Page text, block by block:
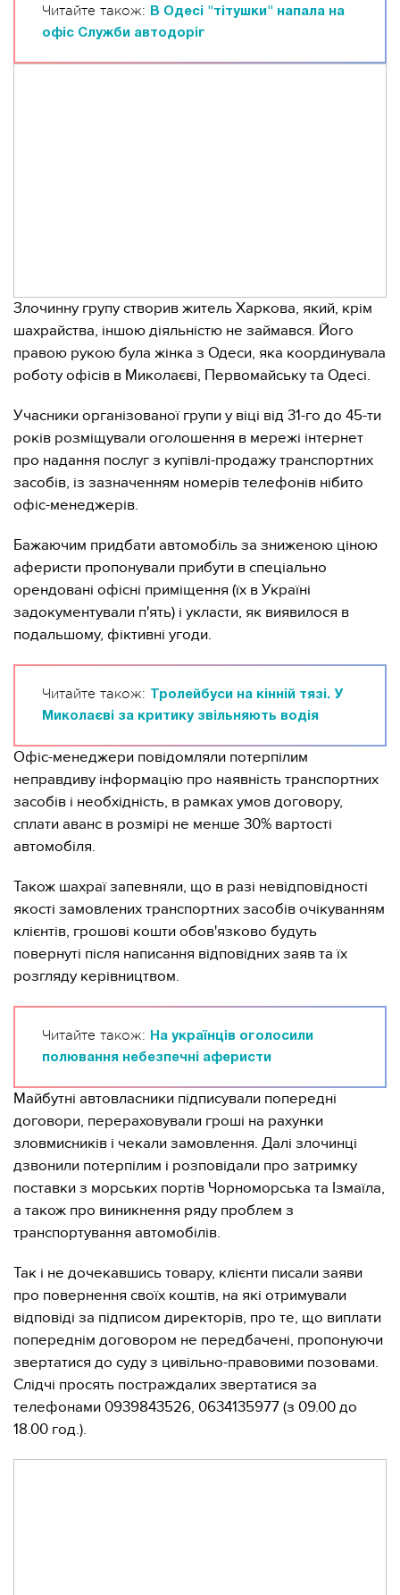
Читайте також:
В Одесі "тітушки" напала на
офіс Служби автодоріг
Злочинну групу створив житель Харкова, який, крім
шахрайства, іншою діяльністю не займався. Його
правою рукою була жінка з Одеси, яка координувала
роботу офісів в Миколаєві, Первомайську та Одесі.
Учасники організованої групи у віці від 31-го до 45-ти
років розміщували оголошення в мережі інтернет
про надання послуг з купівлі-продажу транспортних
засобів, із зазначенням номерів телефонів нібито
офіс-менеджерів.
Бажаючим придбати автомобіль за зниженою ціною
аферисти пропонували прибути в спеціально
орендовані офісні приміщення (їх в Україні
задокументували п'ять) і укласти, як виявилося в
подальшому, фіктивні угоди.
Читайте також:
Тролейбуси на кінній тязі. У
Миколаєві за критику звільняють водія
Офіс-менеджери повідомляли потерпілим
неправдиву інформацію про наявність транспортних
засобів і необхідність, в рамках умов договору,
сплати аванс в розмірі не менше 30% вартості
автомобіля.
Також шахраї запевняли, що в разі невідповідності
якості замовлених транспортних засобів очікуванням
клієнтів, грошові кошти обов'язково будуть
повернуті після написання відповідних заяв та їх
розгляду керівництвом.
Читайте також:
На українців оголосили
полювання небезпечні аферисти
Майбутні автовласники підписували попередні
договори, перераховували гроші на рахунки
зловмисників і чекали замовлення. Далі злочинці
дзвонили потерпілим і розповідали про затримку
поставки з морських портів Чорноморська та Ізмаїла,
а також про виникнення ряду проблем з
транспортування автомобілів.
Так і не дочекавшись товару, клієнти писали заяви
про повернення своїх коштів, на які отримували
відповіді за підписом директорів, про те, що виплати
попереднім договором не передбачені, пропонуючи
звертатися до суду з цивільно-правовими позовами.
Слідчі просять постраждалих звертатися за
телефонами 0939843526, 0634135977 (з 09.00 до
18.00 год.).